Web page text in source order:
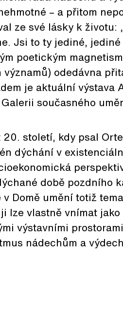
– a přitom
ze své lásky k životu:
Jsi to ty jediné, jediné
poetickým
odedávna
je aktuální výstava
současného
století, kdy psal
dýchání v
době pozdního
Domě umění totiž
lze vlastně vnímat
výstavními
nádechům a